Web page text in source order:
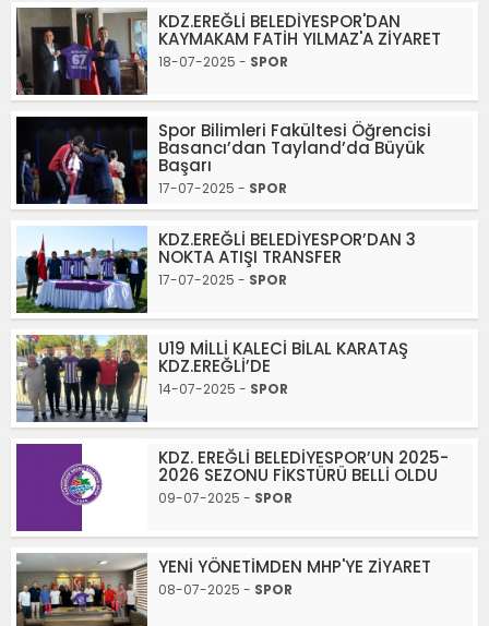
KDZ.EREĞLİ BELEDİYESPOR'DAN
KAYMAKAM FATİH YILMAZ'A ZİYARET
18-07-2025 - SPOR
Spor Bilimleri Fakültesi Öğrencisi
Basancı’dan Tayland’da Büyük
Başarı
17-07-2025 - SPOR
KDZ.EREĞLİ BELEDİYESPOR’DAN 3
NOKTA ATIŞI TRANSFER
17-07-2025 - SPOR
U19 MİLLİ KALECİ BİLAL KARATAŞ
KDZ.EREĞLİ’DE
14-07-2025 - SPOR
KDZ. EREĞLİ BELEDİYESPOR’UN 2025-
2026 SEZONU FİKSTÜRÜ BELLİ OLDU
09-07-2025 - SPOR
YENİ YÖNETİMDEN MHP'YE ZİYARET
08-07-2025 - SPOR